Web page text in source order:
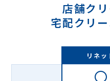
店舗ク
宅配クリ
リネッ